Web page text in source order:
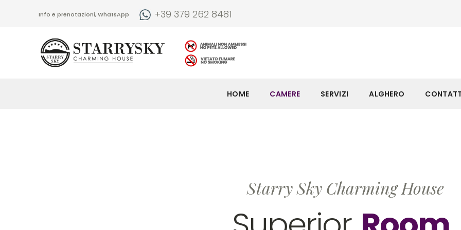
Info e prenotazioni, WhatsApp +39 379 262 8481
HOME CAMERE SERVIZI ALGHERO
Starry Sky Charming House